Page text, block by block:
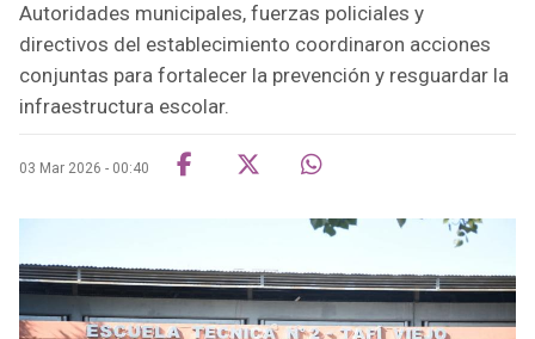
Autoridades municipales, fuerzas policiales y
directivos del establecimiento coordinaron acciones
conjuntas para fortalecer la prevención y resguardar la
infraestructura escolar.
03 Mar 2026 - 00:40